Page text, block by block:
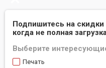
Подпишитесь на скидки
когда не полная
Выберите
Печать